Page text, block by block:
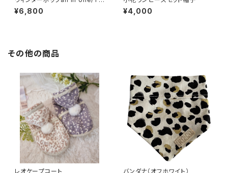
ャツ
¥6,800 ¥4,000
その他の商品
レオケープコート バンダナ（オフホワイト）